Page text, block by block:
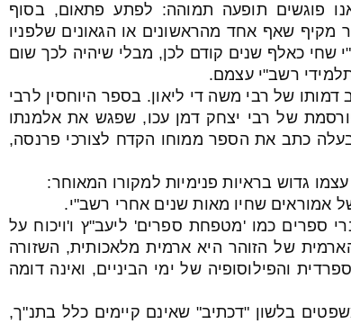
פוגשים תופעה תמוהה: לפתע פתאום, בסוף
חיבור מקיף שאף אחד מהראשונים או הגאונים שלפניו
שחי כאלף שנים קודם לכן, מבלי שיהיה לכך שום
רשב"י עצמם.
דמותו של רבי משה די ליאון. בספר היוחסין לרבי
של רבי יצחק דמן עכו, שפגש את אלמנתו
כתב את הספר ממוחו הקדח לצורכי פרנסה,
גדוש בראיות פנימיות למקורו המאוחר:
אמוראים שחיו מאות שנים אחרי רשב"י.
ספרים כמו 'מטפחת ספרים' ליעב"ץ ו'ויכוח על
של הזוהר היא ארמית מלאכותית, השזורה
והפילוסופיה של ימי הביניים, ואינה דומה
בלשון "דכתיב" שאינם קיימים כלל בתנ"ך,